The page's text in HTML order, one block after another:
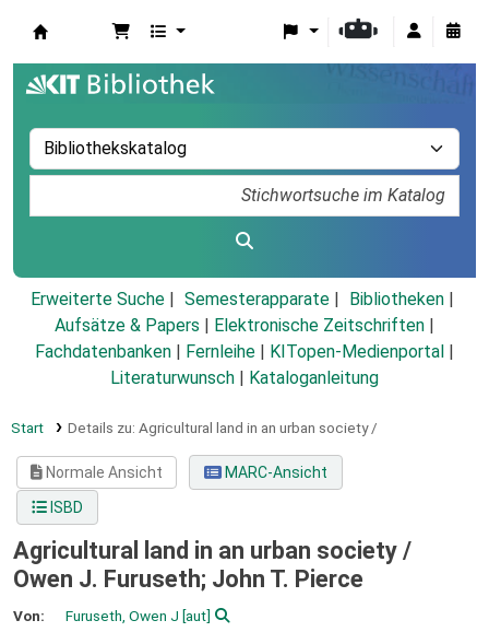
Erweiterte Suche Semesterapparate
Bibliotheken
Aufsätze & Papers
Elektronische Zeitschriften
Fachdatenbanken
Fernleihe KITopen-Medienportal
Literaturwunsch
Kataloganleitung
Start Details zu: Agricultural land in an urban society /
Normale Ansicht
MARC-Ansicht
ISBD
Agricultural land in an urban society /
Owen J. Furuseth; John T. Pierce
Von: Furuseth, Owen J [aut]